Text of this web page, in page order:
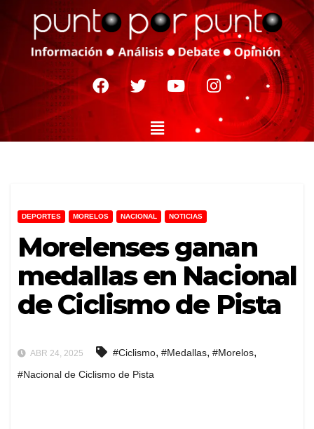
DEPORTES MORELOS NACIONAL NOTICIAS
Morelenses ganan
medallas en Nacional
de Ciclismo de Pista
ABR 24, 2025 #Ciclismo, #Medallas, #Morelos,
#Nacional de Ciclismo de Pista